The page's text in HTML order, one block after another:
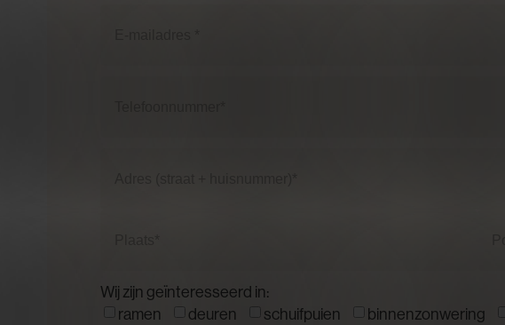
Wij zijn geïnteresseerd in:
ramen
deuren schuifpuien binnenzonwering